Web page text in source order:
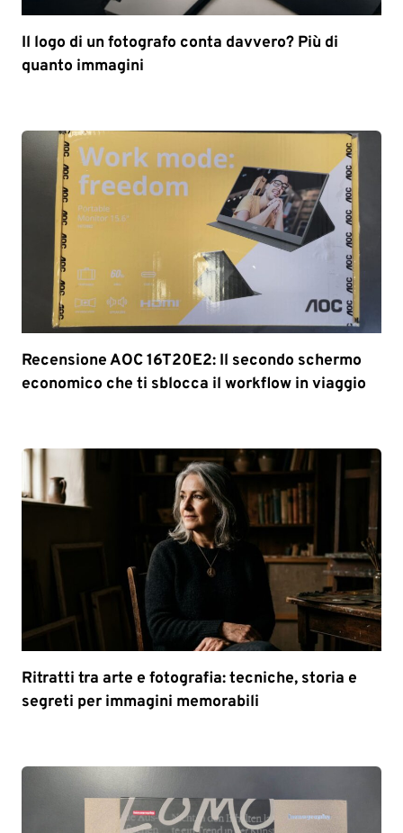
Il logo di un fotografo conta davvero? Più di
quanto immagini
Recensione AOC 16T20E2: Il secondo schermo
economico che ti sblocca il workflow in viaggio
Ritratti tra arte e fotografia: tecniche, storia e
segreti per immagini memorabili